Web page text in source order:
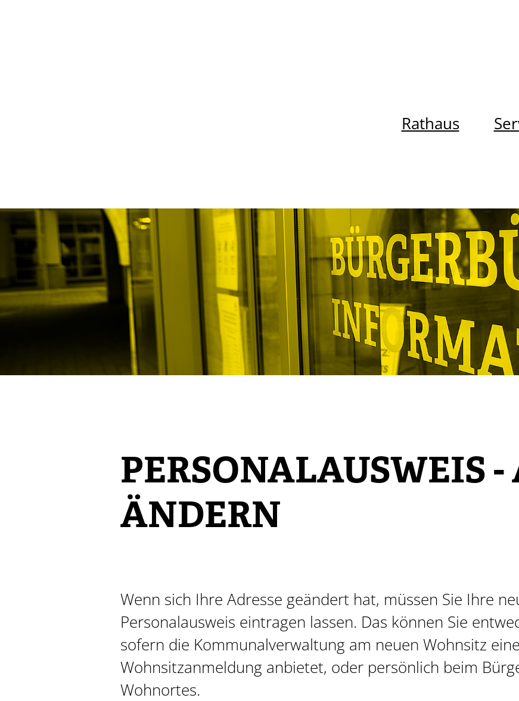
Rathaus
PERSONALAUSWEIS -
ÄNDERN
Wenn sich Ihre Adresse geändert hat, müssen Sie Ihre
Personalausweis eintragen lassen. Das können Sie
sofern die Kommunalverwaltung am neuen Wohnsitz
Wohnsitzanmeldung anbietet, oder persönlich beim
Wohnortes.